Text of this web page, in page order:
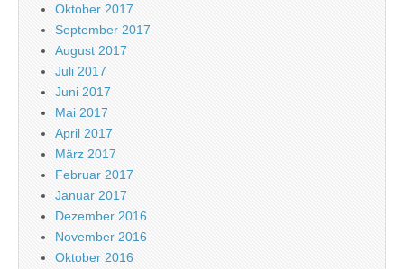
Oktober 2017
September 2017
August 2017
Juli 2017
Juni 2017
Mai 2017
April 2017
März 2017
Februar 2017
Januar 2017
Dezember 2016
November 2016
Oktober 2016